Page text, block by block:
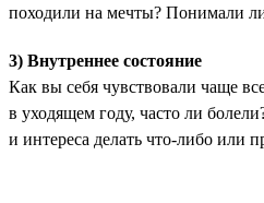
походили на мечты? Понимали
3) Внутреннее состояние
Как вы себя чувствовали чаще
в уходящем году, часто ли
и интереса делать что-либо или